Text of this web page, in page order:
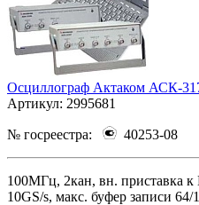
Осциллограф Актаком АСК-
Артикул: 2995681
№ госреестра: 40253-08
100МГц, 2кан, вн. приставка
10GS/s, макс. буфер записи